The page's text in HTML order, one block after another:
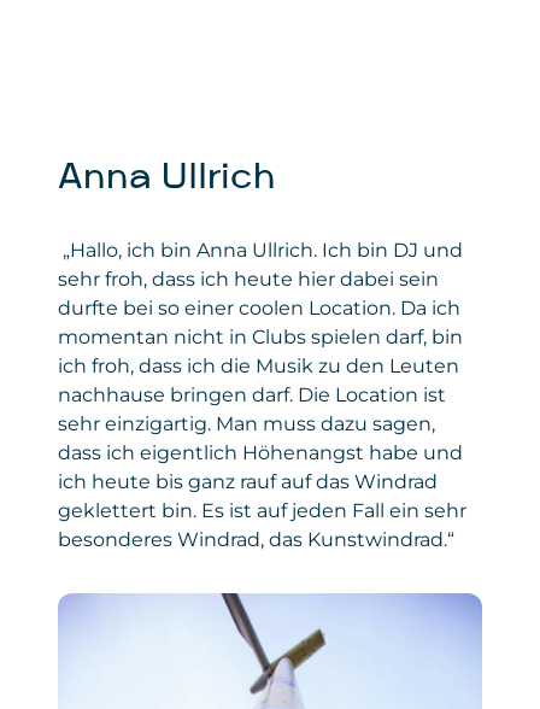
Anna Ullrich
„Hallo, ich bin Anna Ullrich. Ich bin DJ und
sehr froh, dass ich heute hier dabei sein
durfte bei so einer coolen Location. Da ich
momentan nicht in Clubs spielen darf, bin
ich froh, dass ich die Musik zu den Leuten
nachhause bringen darf. Die Location ist
sehr einzigartig. Man muss dazu sagen,
dass ich eigentlich Höhenangst habe und
ich heute bis ganz rauf auf das Windrad
geklettert bin. Es ist auf jeden Fall ein sehr
besonderes Windrad, das Kunstwindrad.“